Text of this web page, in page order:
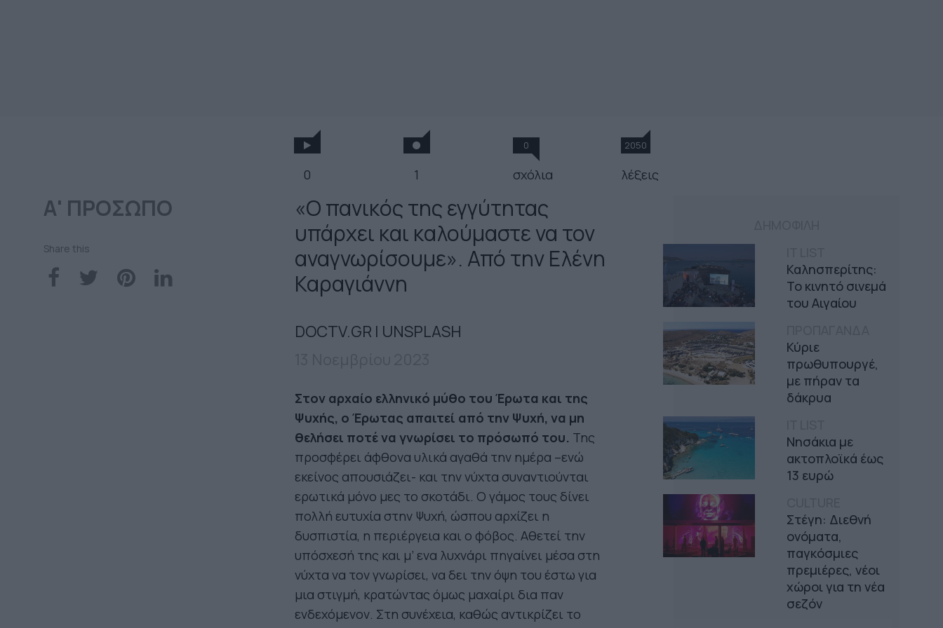
0 1
0
σχόλια
2050
λέξεις
Α' ΠΡΟΣΩΠΟ
Share this
Καλησπερίτης:
Το κινητό σινεμά
του Αιγαίου
Κύριε
πρωθυπουργέ,
με πήραν τα
δάκρυα
Νησάκια με
ακτοπλοϊκά έως
13 ευρώ
Στέγη: Διεθνή
ονόματα,
παγκόσμιες
πρεμιέρες, νέοι
χώροι για τη νέα
σεζόν
«Ο πανικός της εγγύτητας
υπάρχει και καλούμαστε να τον
αναγνωρίσουμε». Από την Ελένη
Καραγιάννη
DOCTV.GR | UNSPLASH
Στον αρχαίο ελληνικό μύθο του Έρωτα και της
Ψυχής, ο Έρωτας απαιτεί από την Ψυχή, να μη
θελήσει ποτέ να γνωρίσει το πρόσωπό του. Της
προσφέρει άφθονα υλικά αγαθά την ημέρα –ενώ
εκείνος απουσιάζει- και την νύχτα συναντιούνται
ερωτικά μόνο μες το σκοτάδι. Ο γάμος τους δίνει
πολλή ευτυχία στην Ψυχή, ώσπου αρχίζει η
δυσπιστία, η περιέργεια και ο φόβος. Αθετεί την
υπόσχεσή της και μ’ ενα λυχνάρι πηγαίνει μέσα στη
νύχτα να τον γνωρίσει, να δει την όψη του έστω για
μια στιγμή, κρατώντας όμως μαχαίρι δια παν
ενδεχόμενον. Στη συνέχεια, καθώς αντικρίζει το